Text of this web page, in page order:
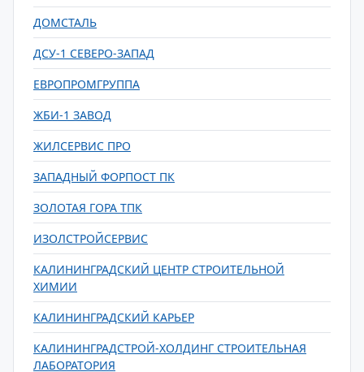
ДОМСТАЛЬ
ДСУ-1 СЕВЕРО-ЗАПАД
ЕВРОПРОМГРУППА
ЖБИ-1 ЗАВОД
ЖИЛСЕРВИС ПРО
ЗАПАДНЫЙ ФОРПОСТ ПК
ЗОЛОТАЯ ГОРА ТПК
ИЗОЛСТРОЙСЕРВИС
КАЛИНИНГРАДСКИЙ ЦЕНТР СТРОИТЕЛЬНОЙ
ХИМИИ
КАЛИНИНГРАДСКИЙ КАРЬЕР
КАЛИНИНГРАДСТРОЙ-ХОЛДИНГ СТРОИТЕЛЬНАЯ
ЛАБОРАТОРИЯ